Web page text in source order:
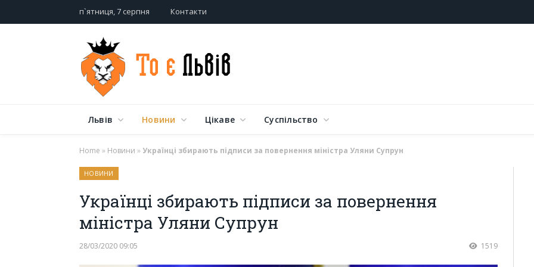
п`ятниця, 7 серпня Контакти
Львів Новини Цікаве Суспільство
Home » Новини » Українці збирають підписи за повернення міністра Уляни Супрун
НОВИНИ
Українці збирають підписи за повернення
міністра Уляни Супрун
28/03/2020 09:05 1519